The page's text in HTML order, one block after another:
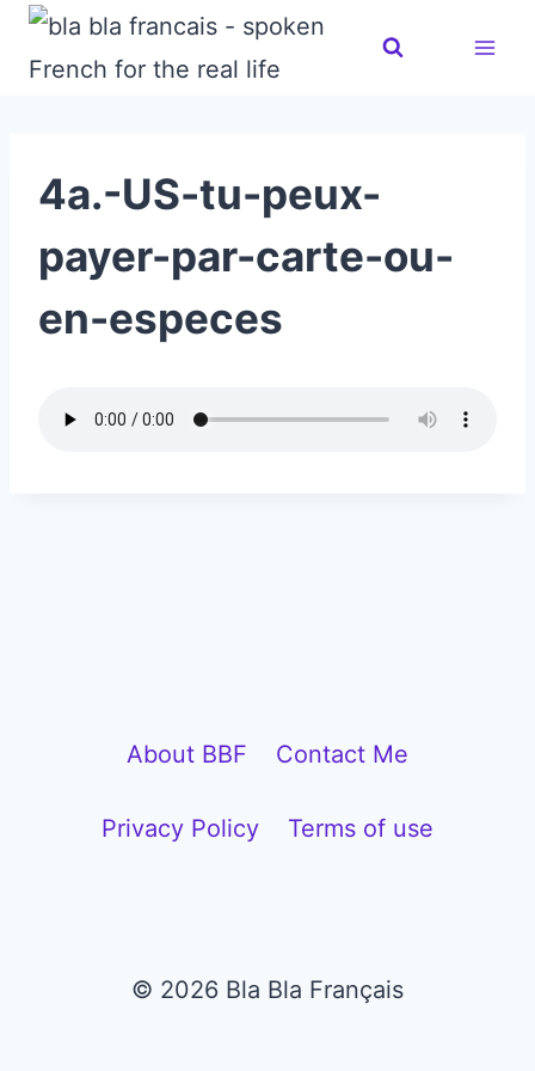
Skip
4a.-US-tu-peux-
payer-par-carte-ou-
en-especes
About BBF Contact Me
Privacy Policy Terms of use
© 2026 Bla Bla Français